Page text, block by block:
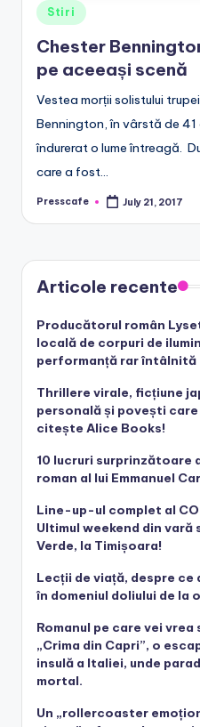
Posted
Stiri
Chester
pe aceeași scenă
Vestea morții solistului
Bennington, în vârstă de
îndurerat o lume întreagă.
care a fost…
Posted
Presscafe July 21, 2017
Articole recente
Producătorul român
locală de corpuri de
performanță rar întâlnită
Thrillere virale, ficțiune
personală și povești
citește Alice Books!
10 lucruri surprinzătoare
roman al lui Emmanuel
Line-up-ul complet al
Ultimul weekend din
Verde, la Timișoara!
Lecții de viață, despre
în domeniul doliului de la
Romanul pe care vei
„Crima din Capri”, o
insulă a Italiei, unde
mortal.
Un „rollercoaster